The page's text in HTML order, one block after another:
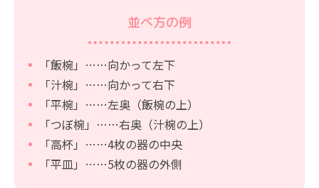
並べ方の例
「飯椀」……向かって左下
「汁椀」……向かって右下
「平椀」……左奥（飯椀の上）
「つぼ椀」……右奥（汁椀の上）
「高杯」……4枚の器の中央
「平皿」……5枚の器の外側